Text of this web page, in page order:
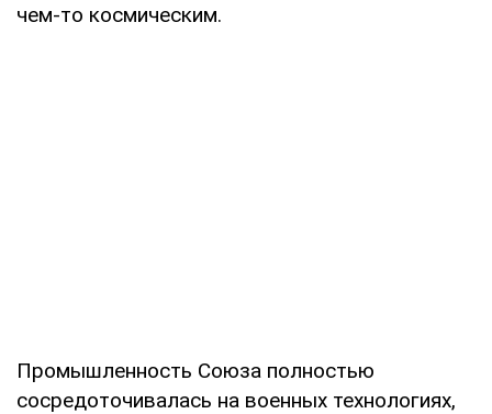
чем-то космическим.
Промышленность Союза полностью
сосредоточивалась на военных технологиях,